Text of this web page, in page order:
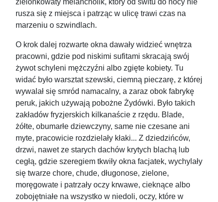
zielonkowaty melancholik, który od świtu do nocy nie
rusza się z miejsca i patrząc w ulicę trawi czas na
marzeniu o szwindlach.
O krok dalej rozwarte okna dawały widzieć wnętrza
pracowni, gdzie pod niskimi sufitami skracają swój
żywot schyleni mężczyźni albo zgięte kobiety. Tu
widać było warsztat szewski, ciemną pieczarę, z której
wywalał się smród namacalny, a zaraz obok fabrykę
peruk, jakich używają pobożne Żydówki. Było takich
zakładów fryzjerskich kilkanaście z rzędu. Blade,
żółte, obumarłe dziewczyny, same nie czesane ani
myte, pracowicie rozdzielały kłaki... Z dziedzińców,
drzwi, nawet ze starych dachów krytych blachą lub
cegłą, gdzie szeregiem tkwiły okna facjatek, wychylały
się twarze chore, chude, długonose, zielone,
moręgowate i patrzały oczy krwawe, cieknące albo
zobojętniałe na wszystko w niedoli, oczy, które w